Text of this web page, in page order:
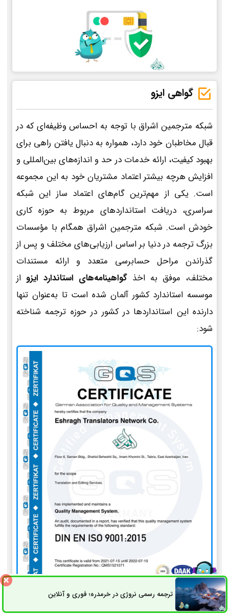
گواهی ایزو
شبکه مترجمین اشراق با توجه به احساس وظیفه‌ای که در
قبال مخاطبان خود دارد، همواره به دنبال یافتن راهی برای
بهبود کیفیت، ارائه خدمات در حد و اندازه‌های بین‌المللی و
افزایش هرچه بیشتر اعتماد مشتریان خود به این مجموعه
است. یکی از مهم‌ترین گام‌های اعتماد ساز این شبکه
سراسری، دریافت استانداردهای مربوط به حوزه کاری
خودش است. شبکه مترجمین اشراق همگام با مؤسسات
بزرگ ترجمه در دنیا بر اساس ارزیابی‌های مختلف و پس از
گذراندن مراحل حسابرسی متعدد و ارائه مستندات
مختلف، موفق به اخذ گواهینامه‌های استاندارد ایزو از
موسسه استاندارد کشور آلمان شده است تا به‌عنوان تنها
دارنده این استانداردها در کشور در حوزه ترجمه شناخته
شود:
ترجمه رسمی نروژی در خرمدره؛ فوری و آنلاینثبت سفارش راه های ارتباطی